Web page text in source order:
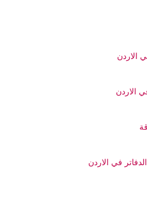
الاردن
الاردن
في الاردن